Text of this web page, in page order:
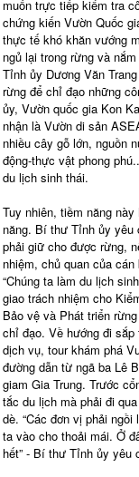
muốn trực tiếp kiểm tra
chứng kiến Vườn Quốc
thực tế khó khăn vướng
ngủ lại trong rừng và
Tỉnh ủy Dương Văn
rừng để chỉ đạo những
ủy, Vườn quốc gia Kon
nhận là Vườn di sản
nhiều cây gỗ lớn, nguồn
động-thực vật phong
du lịch sinh thái.
Tuy nhiên, tiềm năng
năng. Bí thư Tỉnh ủy yêu
phải giữ cho được rừng,
nhiệm, chủ quan của
“Chúng ta làm du lịch
giao trách nhiệm cho
Bảo vệ và Phát triển
chỉ đạo. Về hướng đi
dịch vụ, tour khám phá
đường dẫn từ ngã ba Lê
giam Gia Trung. Trước
tắc du lịch mà phải đi
dè. “Các đơn vị phải
ta vào cho thoải mái. Ở
hết” - Bí thư Tỉnh ủy yêu